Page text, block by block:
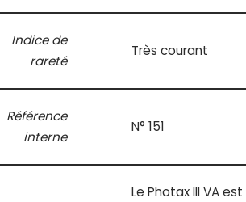
Indice de
rareté
Très courant
Référence
interne
N° 151
Le Photax III VA